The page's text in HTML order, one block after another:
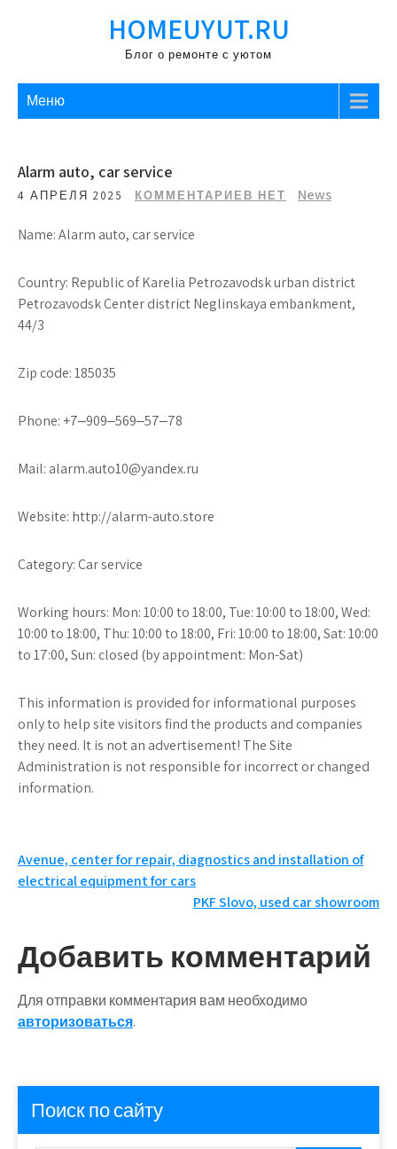
HOMEUYUT.RU
Блог о ремонте с уютом
Меню
Alarm auto, car service
4 АПРЕЛЯ 2025 КОММЕНТАРИЕВ НЕТ News
Name: Alarm auto, car service
Country: Republic of Karelia Petrozavodsk urban district
Petrozavodsk Center district Neglinskaya embankment,
44/3
Zip code: 185035
Phone: +7‒909‒569‒57‒78
Mail: alarm.auto10@yandex.ru
Website: http://alarm-auto.store
Category: Car service
Working hours: Mon: 10:00 to 18:00, Tue: 10:00 to 18:00, Wed:
10:00 to 18:00, Thu: 10:00 to 18:00, Fri: 10:00 to 18:00, Sat: 10:00
to 17:00, Sun: closed (by appointment: Mon-Sat)
This information is provided for informational purposes
only to help site visitors find the products and companies
they need. It is not an advertisement! The Site
Administration is not responsible for incorrect or changed
information.
Навигация
по
Avenue, center for repair, diagnostics and installation of
electrical equipment for cars
PKF Slovo, used car showroom
Добавить комментарий
Для отправки комментария вам необходимо
авторизоваться.
Поиск по сайту